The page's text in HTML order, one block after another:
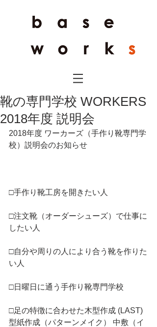
靴の専門学校 WORKERS
2018年度 説明会
2018年度 ワーカーズ（手作り靴専門学
校）説明会のお知らせ
□手作り靴工房を開きたい人
□注文靴（オーダーシューズ）で仕事に
したい人
□自分や周りの人により合う靴を作りた
い人
□日曜日に通う手作り靴専門学校
□足の特徴に合わせた木型作成 (LAST)
型紙作成（パターンメイク） 中敷（イ